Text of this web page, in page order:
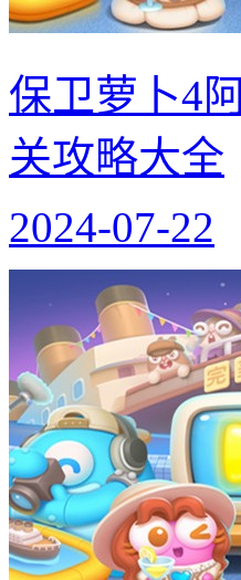
保卫萝卜4
关攻略大全
2024-07-22